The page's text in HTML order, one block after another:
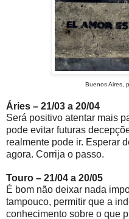
Buenos Aires,
Áries – 21/03 a 20/04
Será positivo atentar mais
pode evitar futuras
realmente pode ir. Esperar
agora. Corrija o passo.
Touro – 21/04 a 20/05
É bom não deixar nada
tampouco, permitir que a
conhecimento sobre o que